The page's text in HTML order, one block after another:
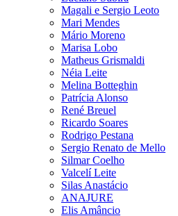
Magali e Sergio Leoto
Mari Mendes
Mário Moreno
Marisa Lobo
Matheus Grismaldi
Néia Leite
Melina Botteghin
Patrícia Alonso
René Breuel
Ricardo Soares
Rodrigo Pestana
Sergio Renato de Mello
Silmar Coelho
Valcelí Leite
Silas Anastácio
ANAJURE
Elis Amâncio